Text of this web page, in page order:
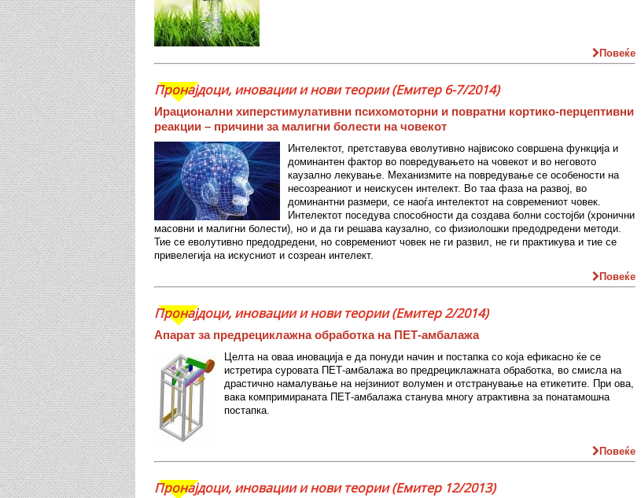
Повеќе
Пронајдоци, иновации и нови теории (Емитер 6-7/2014)
Ирационални хиперстимулативни психомоторни и повратни кортико-перцептивни
реакции – причини за малигни болести на човекот
Интелектот, претставува еволутивно највисоко совршена функција и
доминантен фактор во повредувањето на човекот и во неговото
каузално лекување. Механизмите на повредување се особености на
несозреаниот и неискусен интелект. Во таа фаза на развој, во
доминантни размери, се наоѓа интелектот на современиот човек.
Интелектот поседува способности да создава болни состојби (хронични
масовни и малигни болести), но и да ги решава каузално, со физиолошки предодредени методи.
Тие се еволутивно предодредени, но современиот човек не ги развил, не ги практикува и тие се
привелегија на искусниот и созреан интелект.
Повеќе
Пронајдоци, иновации и нови теории (Емитер 2/2014)
Апарат за предрециклажна обработка на ПЕТ-амбалажа
Целта на оваа иновација е да понуди начин и постапка со која ефикасно ќе се
истретира суровата ПЕТ-амбалажа во предрециклажната обработка, во смисла на
драстично намалување на нејзиниот волумен и отстранување на етикетите. При ова,
вака компримираната ПЕТ-амбалажа станува многу атрактивна за понатамошна
постапка.
Повеќе
Пронајдоци, иновации и нови теории (Емитер 12/2013)